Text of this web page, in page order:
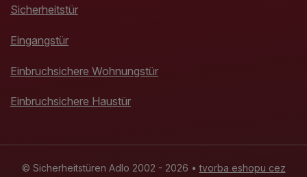
Sicherheitstür
Eingangstür
Einbruchsichere Wohnungstür
Einbruchsichere Haustür
© Sicherheitstüren Adlo 2002 - 2026 •tvorba eshopu cez